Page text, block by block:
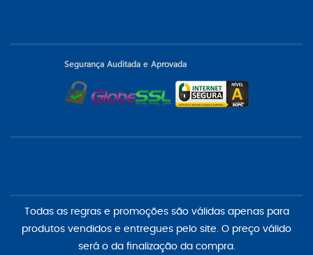
Todas as regras e promoções são válidas apenas para
produtos vendidos e entregues pelo site. O preço válido
será o da finalização da compra.